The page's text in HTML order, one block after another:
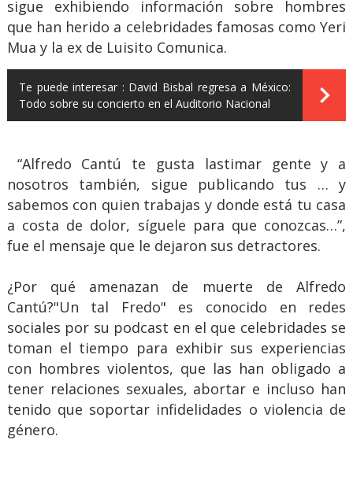
sigue exhibiendo información sobre hombres
que han herido a celebridades famosas como Yeri
Mua y la ex de Luisito Comunica.
Te puede interesar : David Bisbal regresa a México:
Todo sobre su concierto en el Auditorio Nacional
“Alfredo Cantú te gusta lastimar gente y a
nosotros también, sigue publicando tus … y
sabemos con quien trabajas y donde está tu casa
a costa de dolor, síguele para que conozcas…”,
fue el mensaje que le dejaron sus detractores.
¿Por qué amenazan de muerte de Alfredo
Cantú?"Un tal Fredo" es conocido en redes
sociales por su podcast en el que celebridades se
toman el tiempo para exhibir sus experiencias
con hombres violentos, que las han obligado a
tener relaciones sexuales, abortar e incluso han
tenido que soportar infidelidades o violencia de
género.